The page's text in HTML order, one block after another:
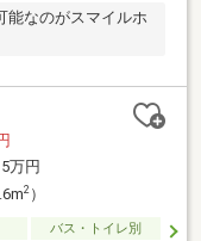
なのがスマイルホ
5万円
2）
バス・トイレ別